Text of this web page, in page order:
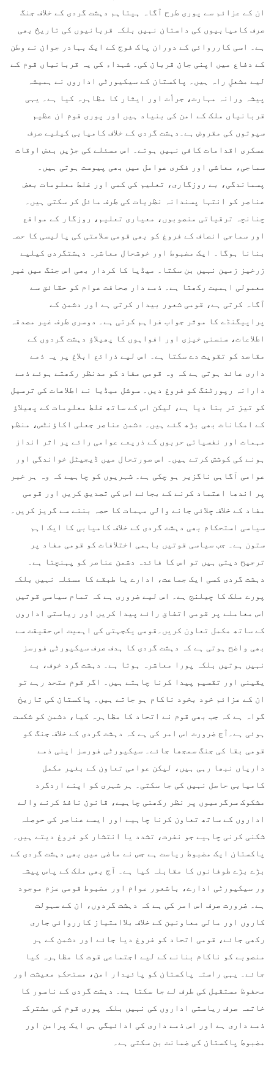
ان کے عزائم سے پوری طرح آگاہ ہیتاہم دہشت گردی کے خلاف جنگ
صرف کامیابیوں کی داستان نہیں بلکہ قربانیوں کی تاریخ بھی
ہے۔ اسی کارروائی کے دوران پاک فوج کے ایک بہادر جوان نے وطن
کے دفاع میں اپنی جان قربان کی۔ شہداء کی یہ قربانیاں قوم کے
لیے مشعلِ راہ ہیں۔ پاکستان کے سیکیورٹی اداروں نے ہمیشہ
پیشہ ورانہ مہارت، جرأت اور ایثار کا مظاہرہ کیا ہے۔ یہی
قربانیاں ملک کے امن کی بنیاد ہیں اور پوری قوم ان عظیم
سپوتوں کی مقروض ہے۔دہشت گردی کے خلاف کامیابی کیلیے صرف
عسکری اقدامات کافی نہیں ہوتے۔ اس مسئلے کی جڑیں بعض اوقات
سماجی، معاشی اور فکری عوامل میں بھی پیوست ہوتی ہیں۔
پسماندگی، بے روزگاری، تعلیم کی کمی اور غلط معلومات بعض
عناصر کو انتہا پسندانہ نظریات کی طرف مائل کر سکتی ہیں۔
چنانچہ ترقیاتی منصوبوں، معیاری تعلیم، روزگار کے مواقع
اور سماجی انصاف کے فروغ کو بھی قومی سلامتی کی پالیسی کا حصہ
بنانا ہوگا۔ ایک مضبوط اور خوشحال معاشرہ دہشتگردی کیلیے
زرخیز زمین نہیں بن سکتا۔ میڈیا کا کردار بھی اس جنگ میں غیر
معمولی اہمیت رکھتا ہے۔ ذمے دار صحافت عوام کو حقائق سے
آگاہ کرتی ہے، قومی شعور بیدار کرتی ہے اور دشمن کے
پراپیگنڈے کا موثر جواب فراہم کرتی ہے۔ دوسری طرف غیر مصدقہ
اطلاعات، سنسنی خیزی اور افواہوں کا پھیلاؤ دہشت گردوں کے
مقاصد کو تقویت دے سکتا ہے۔ اس لیے ذرائع ابلاغ پر یہ ذمے
داری عائد ہوتی ہے کہ وہ قومی مفاد کو مدنظر رکھتے ہوئے ذمے
دارانہ رپورٹنگ کو فروغ دیں۔ سوشل میڈیا نے اطلاعات کی ترسیل
کو تیز تر بنا دیا ہے، لیکن اس کے ساتھ غلط معلومات کے پھیلاؤ
کے امکانات بھی بڑھ گئے ہیں۔ دشمن عناصر جعلی اکاؤنٹس، منظم
مہمات اور نفسیاتی حربوں کے ذریعے عوامی رائے پر اثر انداز
ہونے کی کوشش کرتے ہیں۔ اس صورتحال میں ڈیجیٹل خواندگی اور
عوامی آگاہی ناگزیر ہو چکی ہے۔ شہریوں کو چاہیے کہ وہ ہر خبر
پر اندھا اعتماد کرنے کے بجائے اس کی تصدیق کریں اور قومی
مفاد کے خلاف چلائی جانے والی مہمات کا حصہ بننے سے گریز کریں۔
سیاسی استحکام بھی دہشت گردی کے خلاف کامیابی کا ایک اہم
ستون ہے۔ جب سیاسی قوتیں باہمی اختلافات کو قومی مفاد پر
ترجیح دیتی ہیں تو اس کا فائدہ دشمن عناصر کو پہنچتا ہے۔
دہشت گردی کسی ایک جماعت، ادارے یا طبقے کا مسئلہ نہیں بلکہ
پورے ملک کا چیلنج ہے۔ اس لیے ضروری ہے کہ تمام سیاسی قوتیں
اس معاملے پر قومی اتفاق رائے پیدا کریں اور ریاستی اداروں
کے ساتھ مکمل تعاون کریں۔قومی یکجہتی کی اہمیت اس حقیقت سے
بھی واضح ہوتی ہے کہ دہشت گردی کا ہدف صرف سیکیورٹی فورسز
نہیں ہوتیں بلکہ پورا معاشرہ ہوتا ہے۔ دہشت گرد خوف، بے
یقینی اور تقسیم پیدا کرنا چاہتے ہیں۔ اگر قوم متحد رہے تو
ان کے عزائم خود بخود ناکام ہو جاتے ہیں۔ پاکستان کی تاریخ
گواہ ہے کہ جب بھی قوم نے اتحاد کا مظاہرہ کیا، دشمن کو شکست
ہوئی ہے۔آج ضرورت اس امر کی ہے کہ دہشت گردی کے خلاف جنگ کو
قومی بقا کی جنگ سمجھا جائے۔ سیکیورٹی فورسز اپنی ذمے
داریاں نبھا رہی ہیں، لیکن عوامی تعاون کے بغیر مکمل
کامیابی حاصل نہیں کی جا سکتی۔ ہر شہری کو اپنے اردگرد
مشکوک سرگرمیوں پر نظر رکھنی چاہیے، قانون نافذ کرنے والے
اداروں کے ساتھ تعاون کرنا چاہیے اور ایسے عناصر کی حوصلہ
شکنی کرنی چاہیے جو نفرت، تشدد یا انتشار کو فروغ دیتے ہیں۔
پاکستان ایک مضبوط ریاست ہے جس نے ماضی میں بھی دہشت گردی کے
بڑے بڑے طوفانوں کا مقابلہ کیا ہے۔ آج بھی ملک کے پاس پیشہ
ور سیکیورٹی ادارے، باشعور عوام اور مضبوط قومی عزم موجود
ہے۔ ضرورت صرف اس امر کی ہے کہ دہشت گردوں، ان کے سہولت
کاروں اور مالی معاونین کے خلاف بلاامتیاز کارروائی جاری
رکھی جائے، قومی اتحاد کو فروغ دیا جائے اور دشمن کے ہر
منصوبے کو ناکام بنانے کے لیے اجتماعی قوت کا مظاہرہ کیا
جائے۔ یہی راستہ پاکستان کو پائیدار امن، مستحکم معیشت اور
محفوظ مستقبل کی طرف لے جا سکتا ہے۔ دہشت گردی کے ناسور کا
خاتمہ صرف ریاستی اداروں کی نہیں بلکہ پوری قوم کی مشترکہ
ذمے داری ہے اور اس ذمے داری کی ادائیگی ہی ایک پرامن اور
مضبوط پاکستان کی ضمانت بن سکتی ہے۔